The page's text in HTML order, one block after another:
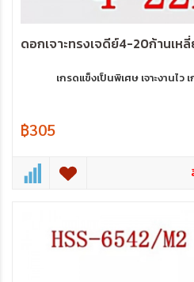
ดอกเจาะทรงเจดีย์4-20ก้านเห
เกรดแข็งเป็นพิเศษ เจาะงานไว
฿305